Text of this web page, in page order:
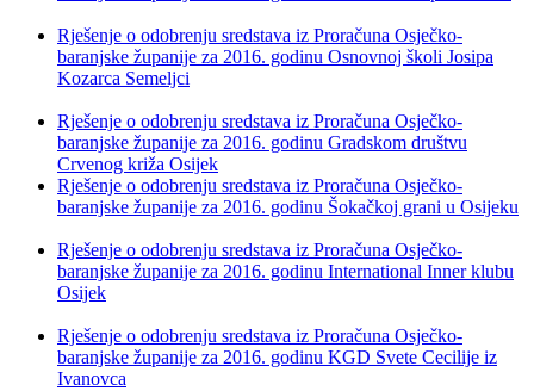
Rješenje o odobrenju sredstava iz Proračuna Osječko-
baranjske županije za 2016. godinu Osnovnoj školi Josipa
Kozarca Semeljci
Rješenje o odobrenju sredstava iz Proračuna Osječko-
baranjske županije za 2016. godinu Gradskom društvu
Crvenog križa Osijek
Rješenje o odobrenju sredstava iz Proračuna Osječko-
baranjske županije za 2016. godinu Šokačkoj grani u Osijeku
Rješenje o odobrenju sredstava iz Proračuna Osječko-
baranjske županije za 2016. godinu International Inner klubu
Osijek
Rješenje o odobrenju sredstava iz Proračuna Osječko-
baranjske županije za 2016. godinu KGD Svete Cecilije iz
Ivanovca